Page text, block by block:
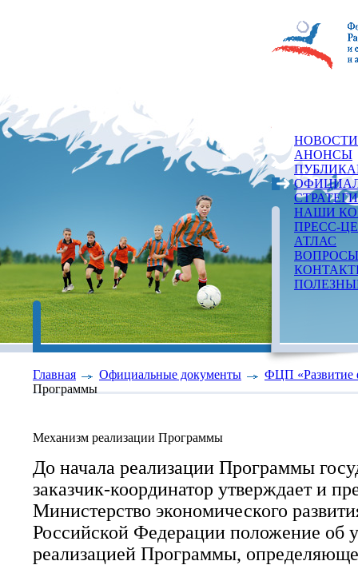
НОВОСТИ
АНОНСЫ
НАШИ
ПРЕСС-
АТЛАС
Главная Официальные документы
ФЦП «Развитие
Программы
Механизм реализации Программы
До начала реализации Программы
заказчик-координатор утверждает и
Министерство экономического
Российской Федерации положение об
реализацией Программы,